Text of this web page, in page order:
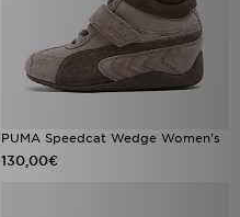
PUMA Speedcat Wedge Women's
130,00€